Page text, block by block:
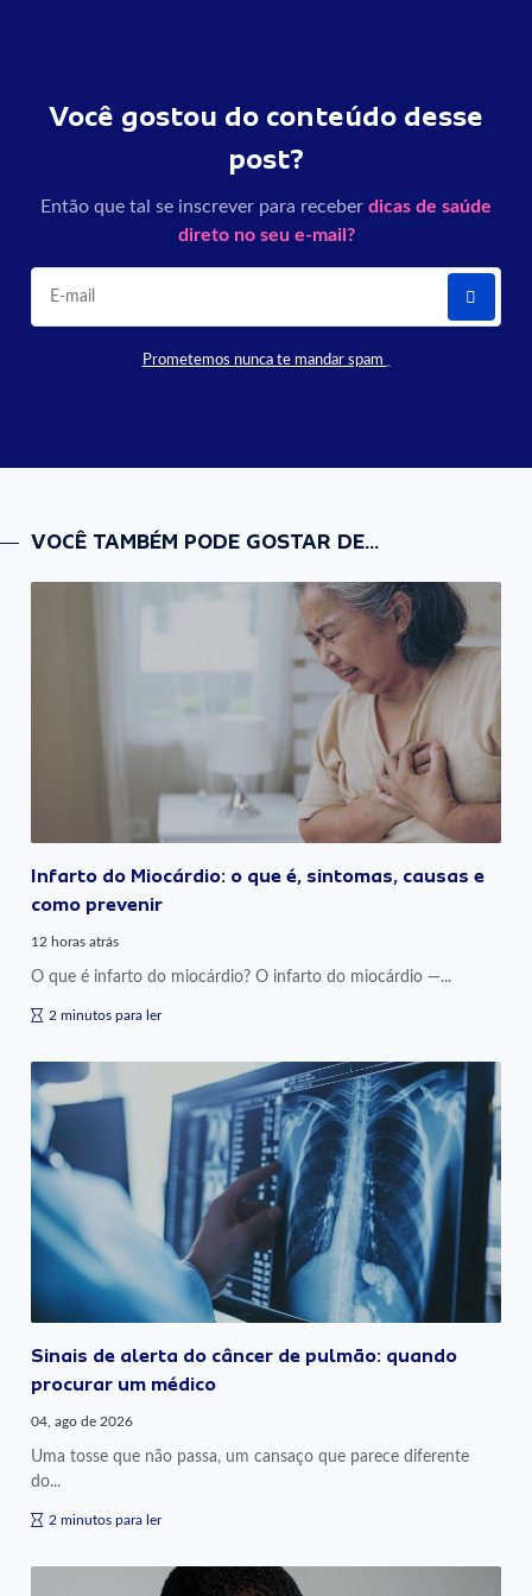
Você gostou do conteúdo desse
post?
Então que tal se inscrever para receber dicas de saúde
direto no seu e-mail?
Prometemos nunca te mandar spam
VOCÊ TAMBÉM PODE GOSTAR DE...
Infarto do Miocárdio: o que é, sintomas, causas e
como prevenir
12 horas atrás
O que é infarto do miocárdio? O infarto do miocárdio —...
2 minutos para ler
Sinais de alerta do câncer de pulmão: quando
procurar um médico
04, ago de 2026
Uma tosse que não passa, um cansaço que parece diferente
do...
2 minutos para ler